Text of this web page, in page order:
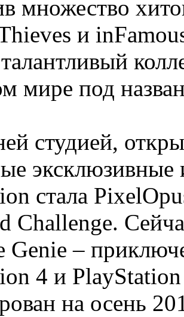
множество
и
мире под
студией,
эксклюзивные
стала
Challenge.
Genie –
4 и
на осень